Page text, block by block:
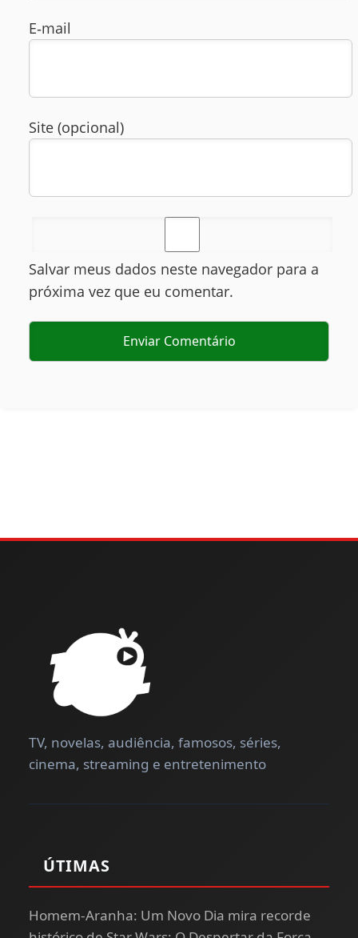
E‑mail
Site (opcional)
Salvar meus dados neste navegador para a
próxima vez que eu comentar.
TV, novelas, audiência, famosos, séries,
cinema, streaming e entretenimento
ÚTIMAS
Homem-Aranha: Um Novo Dia mira recorde